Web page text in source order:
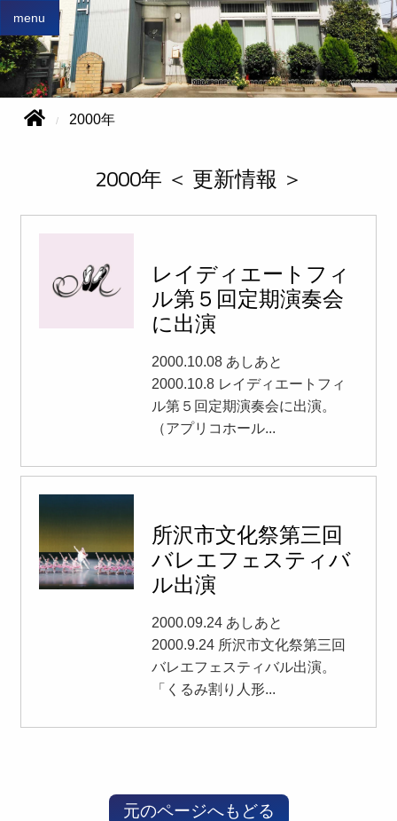
menu
2000年
2000年 ＜ 更新情報 ＞
レイディエートフィ
ル第５回定期演奏会
に出演
2000.10.08 あしあと
2000.10.8 レイディエートフィ
ル第５回定期演奏会に出演。
（アプリコホール...
所沢市文化祭第三回
バレエフェスティバ
ル出演
2000.09.24 あしあと
2000.9.24 所沢市文化祭第三回
バレエフェスティバル出演。
「くるみ割り人形...
元のページへもどる